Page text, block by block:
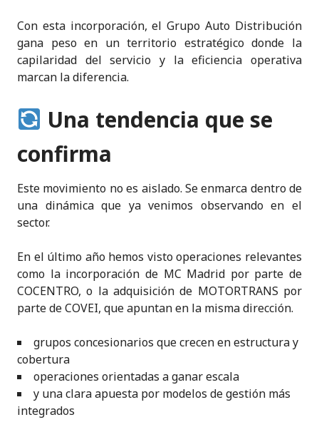
Con esta incorporación, el Grupo Auto Distribución
gana peso en un territorio estratégico donde la
capilaridad del servicio y la eficiencia operativa
marcan la diferencia.
Una tendencia que se
confirma
Este movimiento no es aislado. Se enmarca dentro de
una dinámica que ya venimos observando en el
sector.
En el último año hemos visto operaciones relevantes
como la incorporación de MC Madrid por parte de
COCENTRO, o la adquisición de MOTORTRANS por
parte de COVEI, que apuntan en la misma dirección.
grupos concesionarios que crecen en estructura y
cobertura
operaciones orientadas a ganar escala
y una clara apuesta por modelos de gestión más
integrados